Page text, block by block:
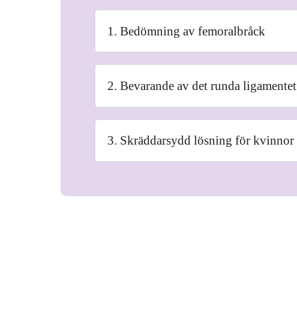
1. Bedömning av femoralbråck
2. Bevarande av det runda ligamentet
3. Skräddarsydd lösning för kvinnor